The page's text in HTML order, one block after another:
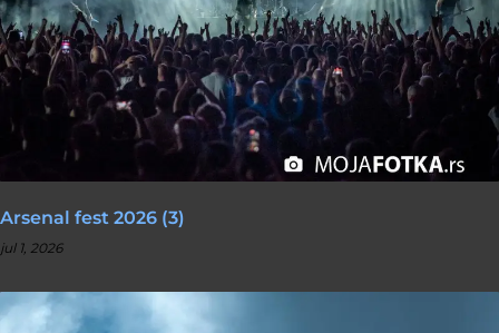
Arsenal fest 2026 (3)
jul 1, 2026